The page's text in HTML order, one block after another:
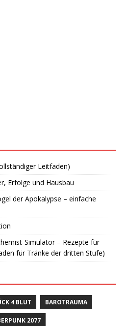
Leitfaden)
Erfolge und Hausbau
der Apokalypse – einfache
Simulator – Rezepte für
für Tränke der dritten Stufe)
4 BLUT BAROTRAUMA
2077